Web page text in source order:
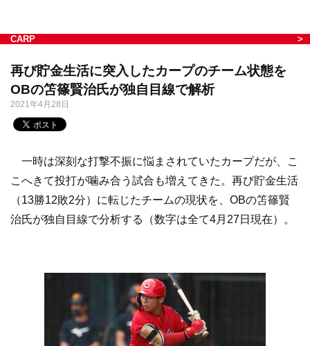
CARP
再び貯金生活に突入したカープのチーム状態を
OBの笘篠賢治氏が独自目線で解析
2021年4月28日
一時は深刻な打撃不振に悩まされていたカープだが、こ
こへきて投打が噛み合う試合も増えてきた。再び貯金生活
（13勝12敗2分）に転じたチームの現状を、OBの笘篠賢
治氏が独自目線で分析する（数字は全て4月27日現在）。